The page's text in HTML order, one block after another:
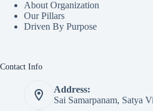
About Organization
Our Pillars
Driven By Purpose​
Contact Info
Address:
Sai Samarpanam, Satya